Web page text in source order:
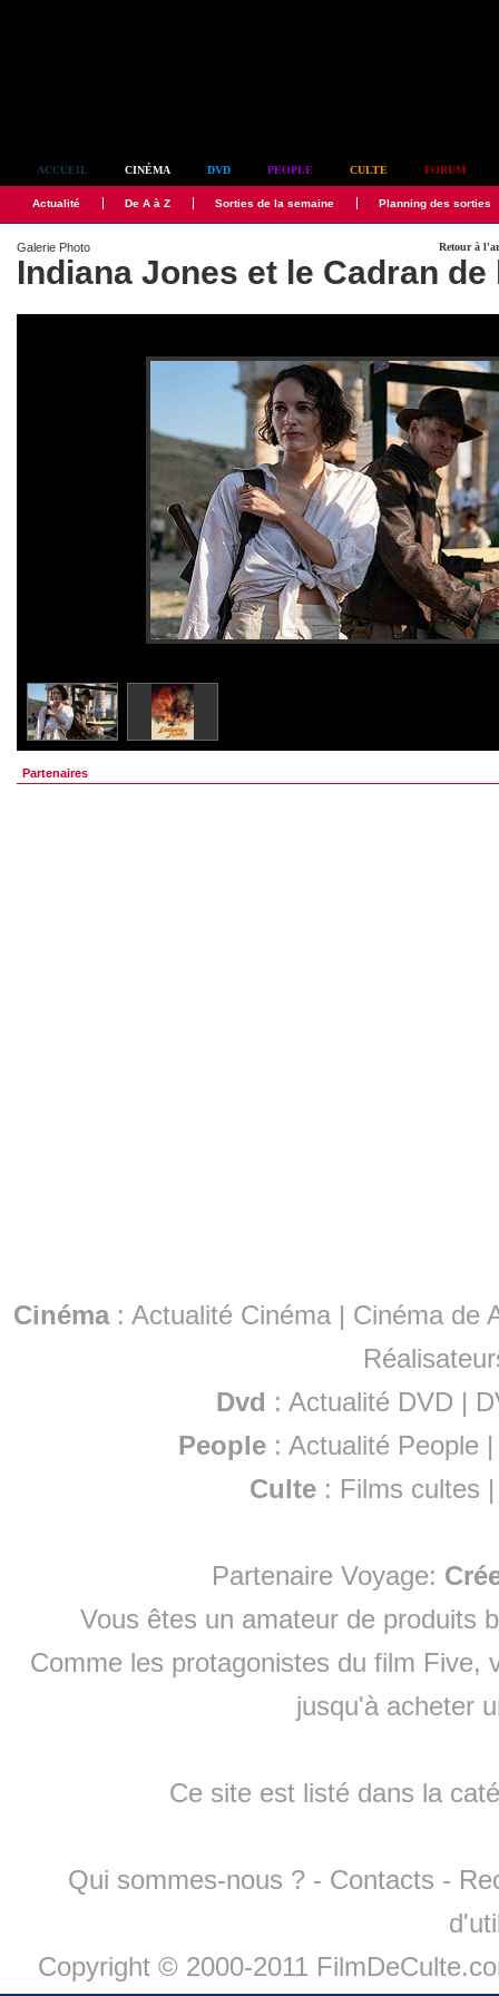
ACCUEIL CINÉMA DVD PEOPLE CULTE FORUM
Actualité De A à Z Sorties de la semaine Planning des sorties
Retour à
Galerie Photo
Indiana Jones et le Cadran de
Partenaires
Cinéma: Actualité Cinéma | Cinéma de
Dvd : Actualité DVD |
People :Actualité People
Culte : Films cultes
Partenaire Voyage:
Vous êtes un amateur de produits
Comme les protagonistes du film Five,
jusqu'à acheter
Ce site est listé dans la
Qui sommes-nous ? - Contacts -
Copyright © 2000-2011